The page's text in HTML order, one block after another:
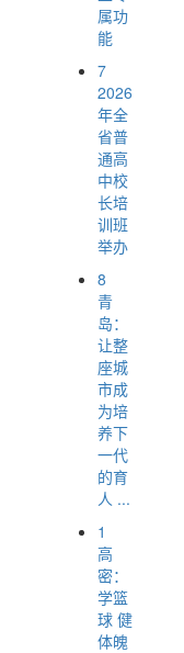
属功
能
7
2026
年全
省普
通高
中校
长培
训班
举办
8
青
岛：
让整
座城
市成
为培
养下
一代
的育
人 ...
1
高
密：
学篮
球 健
体魄